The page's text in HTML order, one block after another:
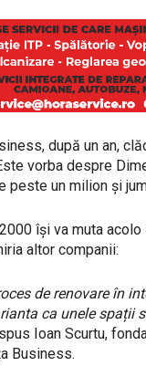
după un an,
vorba despre
peste un milion și
își va muta
altor companii:
de renovare în
ca unele spații
Ioan Scurtu,
Business.